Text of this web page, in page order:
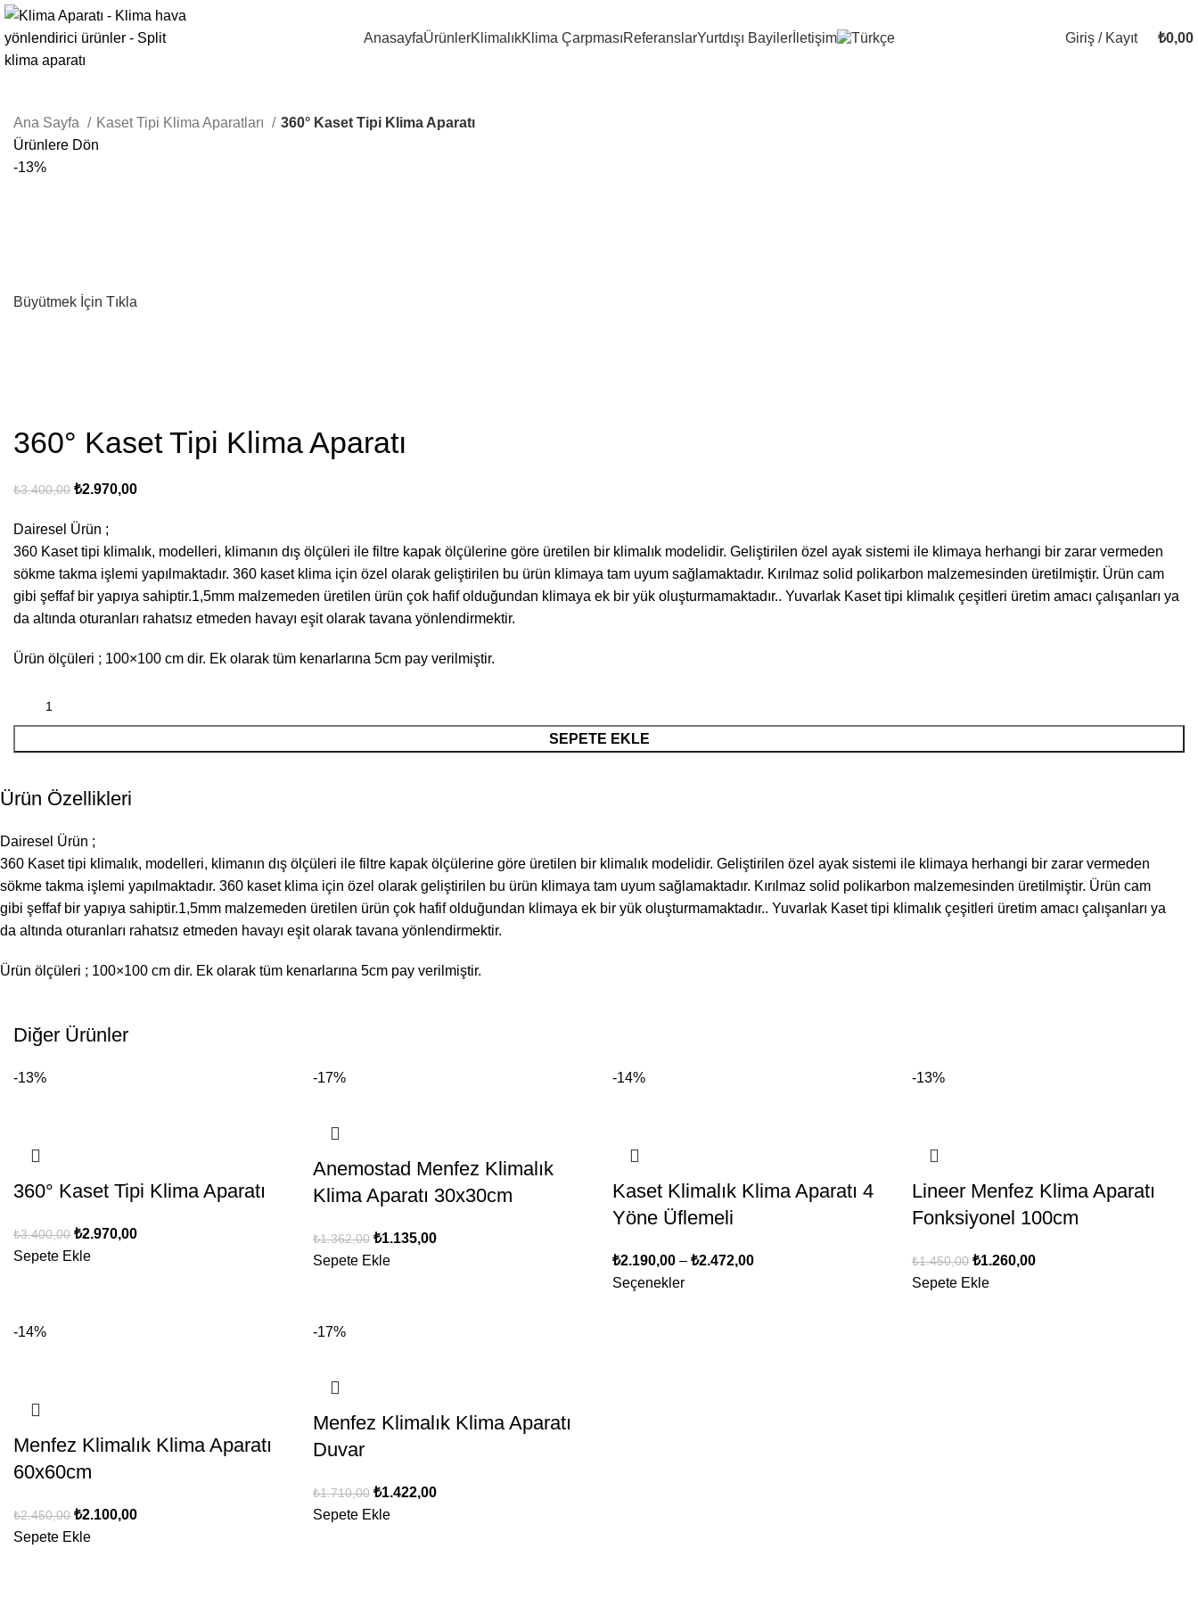
AnasayfaÜrünlerKlimalıkKlima ÇarpmasıReferanslarYurtdışı Bayiler İletişim Giriş / Kayıt ₺0,00
Ana Sayfa Kaset Tipi Klima Aparatları
360° Kaset Tipi Klima Aparatı
Ürünlere Dön
-13%
Büyütmek İçin Tıkla
360° Kaset Tipi Klima Aparatı
₺3.400,00 ₺2.970,00
Dairesel Ürün ;
360 Kaset tipi klimalık, modelleri, klimanın dış ölçüleri ile filtre kapak ölçülerine göre üretilen bir klimalık modelidir. Geliştirilen özel ayak sistemi ile klimaya herhangi bir zarar vermeden
sökme takma işlemi yapılmaktadır. 360 kaset klima için özel olarak geliştirilen bu ürün klimaya tam uyum sağlamaktadır. Kırılmaz solid polikarbon malzemesinden üretilmiştir. Ürün cam
gibi şeffaf bir yapıya sahiptir.1,5mm malzemeden üretilen ürün çok hafif olduğundan klimaya ek bir yük oluşturmamaktadır.. Yuvarlak Kaset tipi klimalık çeşitleri üretim amacı çalışanları ya
da altında oturanları rahatsız etmeden havayı eşit olarak tavana yönlendirmektir.
Ürün ölçüleri ; 100×100 cm dir. Ek olarak tüm kenarlarına 5cm pay verilmiştir.
SEPETE EKLE
Ürün Özellikleri
Dairesel Ürün ;
360 Kaset tipi klimalık, modelleri, klimanın dış ölçüleri ile filtre kapak ölçülerine göre üretilen bir klimalık modelidir. Geliştirilen özel ayak sistemi ile klimaya herhangi bir zarar vermeden
sökme takma işlemi yapılmaktadır. 360 kaset klima için özel olarak geliştirilen bu ürün klimaya tam uyum sağlamaktadır. Kırılmaz solid polikarbon malzemesinden üretilmiştir. Ürün cam
gibi şeffaf bir yapıya sahiptir.1,5mm malzemeden üretilen ürün çok hafif olduğundan klimaya ek bir yük oluşturmamaktadır.. Yuvarlak Kaset tipi klimalık çeşitleri üretim amacı çalışanları ya
da altında oturanları rahatsız etmeden havayı eşit olarak tavana yönlendirmektir.
Ürün ölçüleri ; 100×100 cm dir. Ek olarak tüm kenarlarına 5cm pay verilmiştir.
Diğer Ürünler
-13%
360° Kaset Tipi Klima Aparatı
₺3.400,00 ₺2.970,00
Sepete Ekle
-17%
Anemostad Menfez Klimalık
Klima Aparatı 30x30cm
₺1.362,00 ₺1.135,00
Sepete Ekle
-14%
Kaset Klimalık Klima Aparatı 4
Yöne Üflemeli
₺2.190,00 – ₺2.472,00
Seçenekler
-13%
Lineer Menfez Klima Aparatı
Fonksiyonel 100cm
₺1.450,00 ₺1.260,00
Sepete Ekle
-14%
Menfez Klimalık Klima Aparatı
60x60cm
₺2.450,00 ₺2.100,00
Sepete Ekle
-17%
Menfez Klimalık Klima Aparatı
Duvar
₺1.710,00 ₺1.422,00
Sepete Ekle